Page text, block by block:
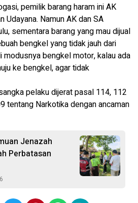
pemilik barang haram ini AK
Udayana. Namun AK dan SA
sementara barang yang mau dijual
bengkel yang tidak jauh dari
modusnya bengkel motor, kalau ada
ke bengkel, agar tidak
pelaku dijerat pasal 114, 112
tentang Narkotika dengan ancaman
Jenazah
Perbatasan